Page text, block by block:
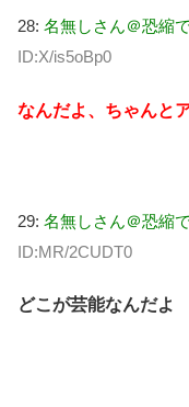
28: 名無しさん＠恐縮
ID:X/is5oBp0
なんだよ、ちゃんと
29: 名無しさん＠恐縮
ID:MR/2CUDT0
どこが芸能なんだよ